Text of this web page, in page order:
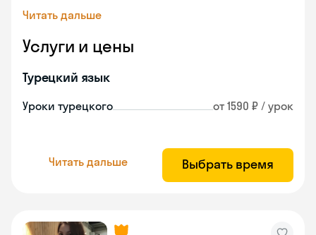
Читать дальше
Услуги и цены
Турецкий язык
Уроки турецкого от 1590 ₽ / урок
Читать дальше Выбрать время